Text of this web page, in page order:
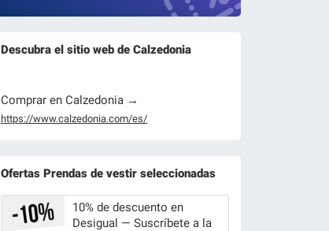
Descubra el sitio web de Calzedonia
Comprar en Calzedonia →
https://www.calzedonia.com/es/
Ofertas Prendas de vestir seleccionadas
10% de descuento en
Desigual — Suscríbete a la